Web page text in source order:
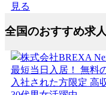
見る
全国のおすすめ求人